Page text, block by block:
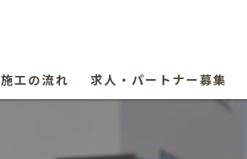
施工の流れ 求人・パートナー募集